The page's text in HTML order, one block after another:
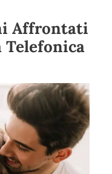
Affrontati
Telefonica